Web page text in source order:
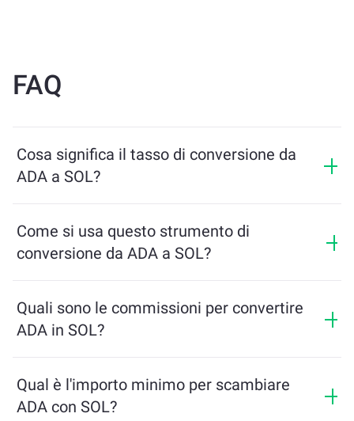
FAQ
Cosa significa il tasso di conversione da
ADA a SOL?
cambio di ADA. Questo tasso varia in base alle
condizioni di mercato, all’offerta e alla domanda, e alla
Come si usa questo strumento di
conversione da ADA a SOL?
scambiare, e lo strumento calcolerà l’importo stimato
di SOL che riceverai. Poi segui i passaggi per
Quali sono le commissioni per convertire
ADA in SOL?
alla liquidità e alle condizioni di mercato. ChangeNOW
offre tariffe competitive senza costi nascosti, e
Qual è l'importo minimo per scambiare
ADA con SOL?